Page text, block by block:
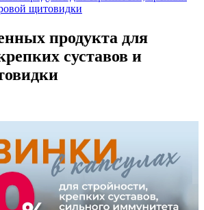
щитовидки
продукта для
суставов и